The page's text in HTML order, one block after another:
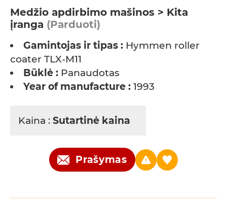
Medžio apdirbimo mašinos > Kita
įranga (Parduoti)
Gamintojas ir tipas : Hymmen roller
coater TLX-M11
Būklė : Panaudotas
Year of manufacture : 1993
Kaina : Sutartinė kaina
Prašymas